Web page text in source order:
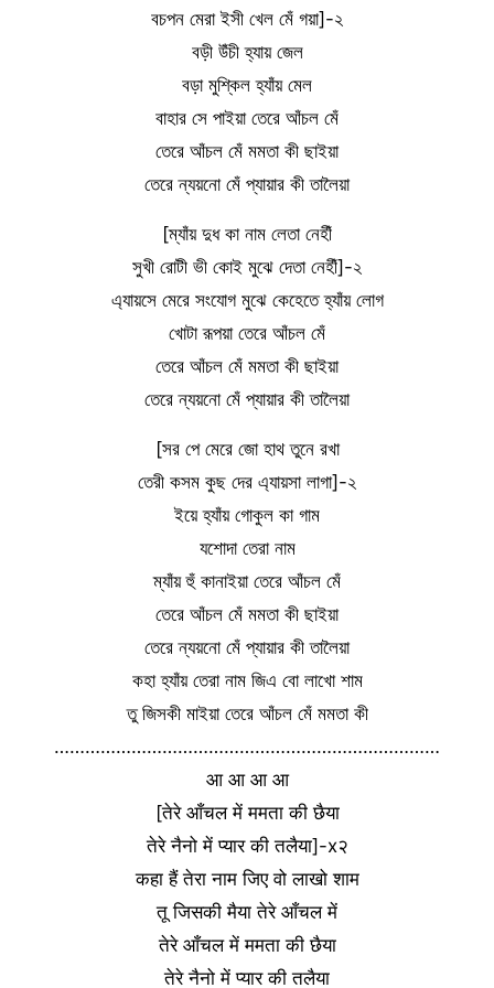
বচপন মেরা ইসী খেল মেঁ গয়া]-২
বড়ী উঁচী হ্যায় জেল
বড়া মুশ্কিল হ্যাঁয় মেল
বাহার সে পাইয়া তেরে আঁচল মেঁ
তেরে আঁচল মেঁ মমতা কী ছাইয়া
তেরে ন্যয়নো মেঁ প্যায়ার কী তালৈয়া
[ম্যাঁয় দুধ কা নাম লেতা নেহীঁ
সুখী রোটী ভী কোই মুঝে দেতা নেহীঁ]-২
এ্যায়সে মেরে সংযোগ মুঝে কেহেতে হ্যাঁয় লোগ
খোটা রূপয়া তেরে আঁচল মেঁ
তেরে আঁচল মেঁ মমতা কী ছাইয়া
তেরে ন্যয়নো মেঁ প্যায়ার কী তালৈয়া
[সর পে মেরে জো হাথ তুনে রখা
তেরী কসম কুছ দের এ্যায়সা লাগা]-২
ইয়ে হ্যাঁয় গোকুল কা গাম
যশোদা তেরা নাম
ম্যাঁয় হুঁ কানাইয়া তেরে আঁচল মেঁ
তেরে আঁচল মেঁ মমতা কী ছাইয়া
তেরে ন্যয়নো মেঁ প্যায়ার কী তালৈয়া
কহা হ্যাঁয় তেরা নাম জিএ বো লাখো শাম
তু জিসকী মাইয়া তেরে আঁচল মেঁ মমতা কী
…………………………………………………………………
आ आ आ आ
[तेरे आँचल में ममता की छैया
तेरे नैनो में प्यार की तलैया]-x२
कहा हैं तेरा नाम जिए वो लाखो शाम
तू जिसकी मैया तेरे आँचल में
तेरे आँचल में ममता की छैया
तेरे नैनो में प्यार की तलैया